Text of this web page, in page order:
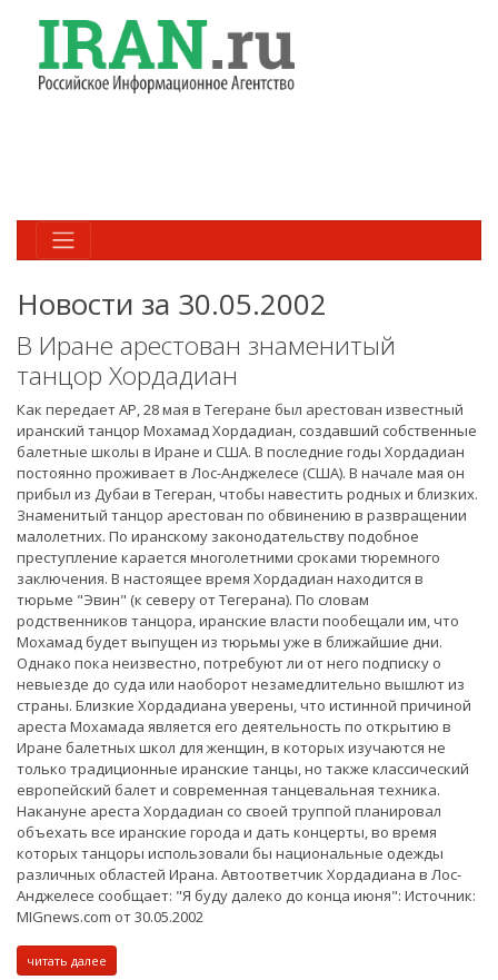
Новости за 30.05.2002
В Иране арестован знаменитый
танцор Хордадиан
Как передает AP, 28 мая в Тегеране был арестован известный
иранский танцор Мохамад Хордадиан, создавший собственные
балетные школы в Иране и США. В последние годы Хордадиан
постоянно проживает в Лос-Анджелесе (США). В начале мая он
прибыл из Дубаи в Тегеран, чтобы навестить родных и близких.
Знаменитый танцор арестован по обвинению в развращении
малолетних. По иранскому законодательству подобное
преступление карается многолетними сроками тюремного
заключения. В настоящее время Хордадиан находится в
тюрьме "Эвин" (к северу от Тегерана). По словам
родственников танцора, иранские власти пообещали им, что
Мохамад будет выпущен из тюрьмы уже в ближайшие дни.
Однако пока неизвестно, потребуют ли от него подписку о
невыезде до суда или наоборот незамедлительно вышлют из
страны. Близкие Хордадиана уверены, что истинной причиной
ареста Мохамада является его деятельность по открытию в
Иране балетных школ для женщин, в которых изучаются не
только традиционные иранские танцы, но также классический
европейский балет и современная танцевальная техника.
Накануне ареста Хордадиан со своей труппой планировал
объехать все иранские города и дать концерты, во время
которых танцоры использовали бы национальные одежды
различных областей Ирана. Автоответчик Хордадиана в Лос-
Анджелесе сообщает: "Я буду далеко до конца июня": Источник:
MIGnews.com от 30.05.2002
читать далее